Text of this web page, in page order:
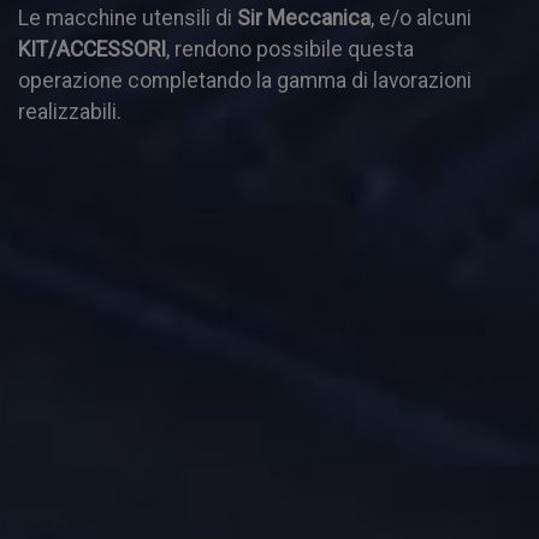
Le macchine utensili di Sir Meccanica, e/o alcuni
KIT/ACCESSORI , rendono possibile questa
operazione completando la gamma di lavorazioni
realizzabili.